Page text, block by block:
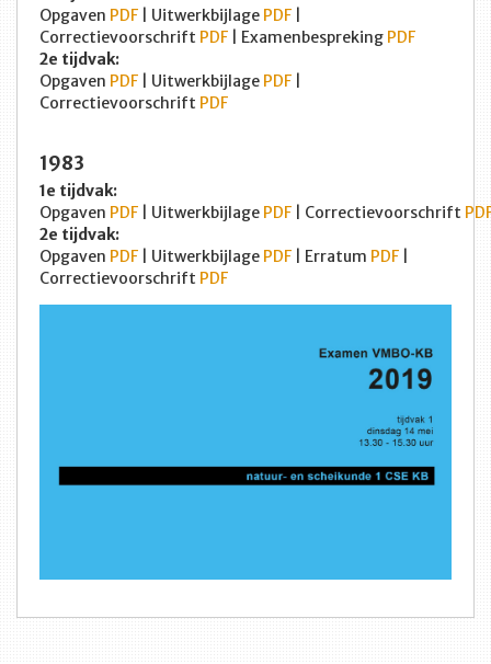
Opgaven PDF | Uitwerkbijlage PDF
Correctievoorschrift PDF | Examenbespreking PDF
2e tijdvak:
Opgaven PDF | Uitwerkbijlage PDF
Correctievoorschrift PDF
1983
1e tijdvak:
Opgaven PDF | Uitwerkbijlage PDF | Correctievoorschrift
2e tijdvak:
Opgaven PDF | Uitwerkbijlage PDF | Erratum PDF
Correctievoorschrift PDF